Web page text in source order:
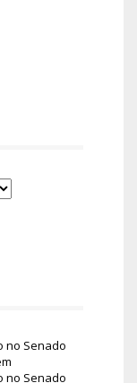
no Senado
no Senado